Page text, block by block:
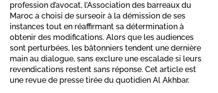
profession d’avocat, l’Association des barreaux du
Maroc a choisi de surseoir à la démission de ses
instances tout en réaffirmant sa détermination à
obtenir des modifications. Alors que les audiences
sont perturbées, les bâtonniers tendent une dernière
main au dialogue, sans exclure une escalade si leurs
revendications restent sans réponse. Cet article est
une revue de presse tirée du quotidien Al Akhbar.